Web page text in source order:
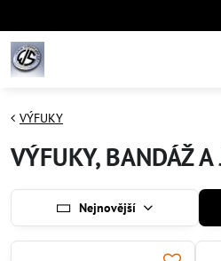
VÝFUKY
VÝFUKY, BANDÁŽ
Nejnovější